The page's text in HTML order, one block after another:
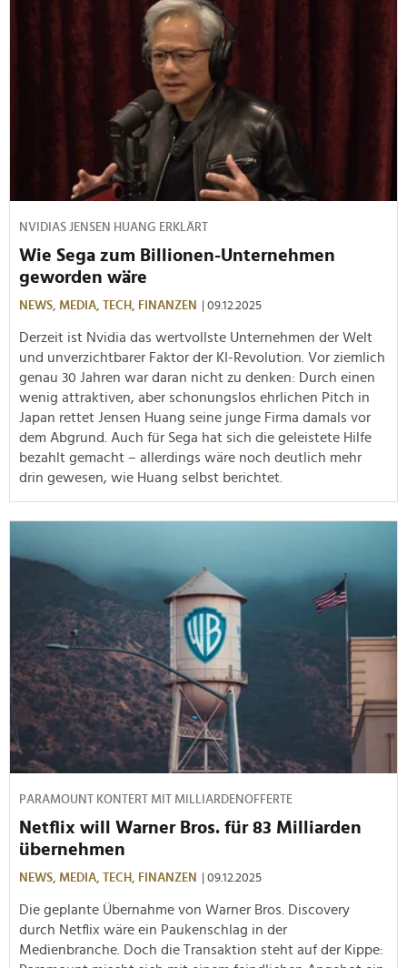
NVIDIAS JENSEN HUANG ERKLÄRT
Wie Sega zum Billionen-Unternehmen
geworden wäre
NEWS, MEDIA, TECH, FINANZEN | 09.12.2025
Derzeit ist Nvidia das wertvollste Unternehmen der Welt
und unverzichtbarer Faktor der KI-Revolution. Vor ziemlich
genau 30 Jahren war daran nicht zu denken: Durch einen
wenig attraktiven, aber schonungslos ehrlichen Pitch in
Japan rettet Jensen Huang seine junge Firma damals vor
dem Abgrund. Auch für Sega hat sich die geleistete Hilfe
bezahlt gemacht – allerdings wäre noch deutlich mehr
drin gewesen, wie Huang selbst berichtet.
PARAMOUNT KONTERT MIT MILLIARDENOFFERTE
Netflix will Warner Bros. für 83 Milliarden
übernehmen
NEWS, MEDIA, TECH, FINANZEN | 09.12.2025
Die geplante Übernahme von Warner Bros. Discovery
durch Netflix wäre ein Paukenschlag in der
Medienbranche. Doch die Transaktion steht auf der Kippe: